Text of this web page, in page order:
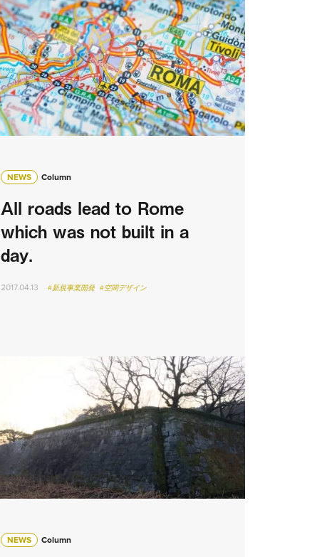
NEWS Column
All roads lead to Rome
which was not built in a
day.
2017.04.13 #新規事業開発 #空間デザイン
NEWS Column